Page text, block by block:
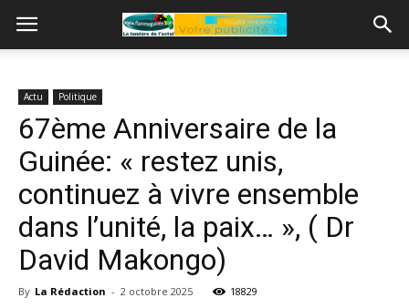
Actu Politique
67ème Anniversaire de la
Guinée: « restez unis,
continuez à vivre ensemble
dans l’unité, la paix… », ( Dr
David Makongo)
By La Rédaction - 2 octobre 2025 18829